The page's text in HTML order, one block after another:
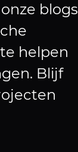
blogs
helpen
Blijf